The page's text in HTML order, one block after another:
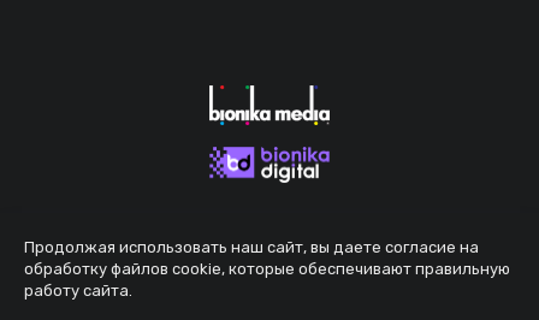
Продолжая использовать наш сайт, вы даете согласие на
обработку файлов cookie, которые обеспечивают правильную
работу сайта.